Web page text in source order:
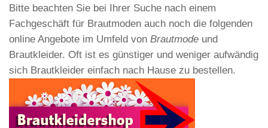
Bitte beachten Sie bei Ihrer Suche nach einem
Fachgeschäft für Brautmoden auch noch die folgenden
online Angebote im Umfeld von Brautmode und
Brautkleider. Oft ist es günstiger und weniger aufwändig
sich Brautkleider einfach nach Hause zu bestellen.